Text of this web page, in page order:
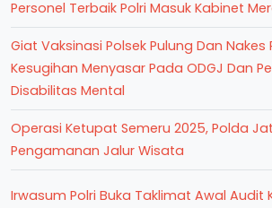
Personel Terbaik Polri Masuk Kabinet
Giat Vaksinasi Polsek Pulung Dan Nakes
Kesugihan Menyasar Pada ODGJ Dan
Disabilitas Mental
Operasi Ketupat Semeru 2025, Polda
Pengamanan Jalur Wisata
Irwasum Polri Buka Taklimat Awal Audit